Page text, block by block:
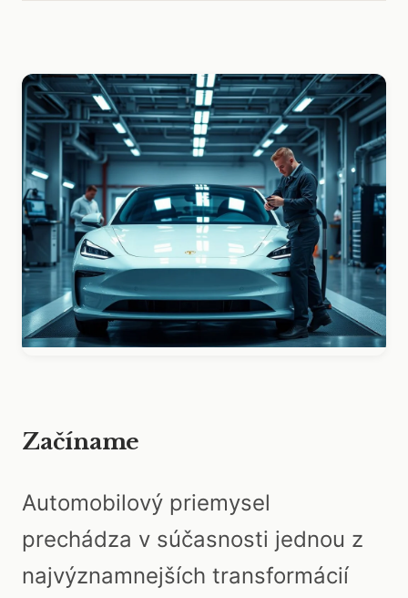
Začíname
Automobilový priemysel
prechádza v súčasnosti jednou z
najvýznamnejších transformácií